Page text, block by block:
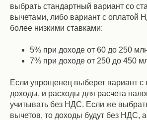
выбрать стандартный вариант со
вычетами, либо вариант с оплатой
более низкими ставками:
5% при доходе от 60 до 250
7% при доходе от 250 до 450
Если упрощенец выберет вариант с
доходы, и расходы для расчета
учитывать без НДС. Если же
вычетов, то доходы будут без НДС,